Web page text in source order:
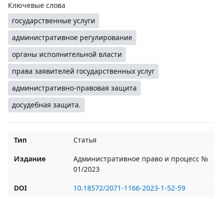
Ключевые слова
государственные услуги
административное регулирование
органы исполнительной власти
права заявителей государственных услуг
административно-правовая защита
досудебная защита.
Тип
Статья
Издание
Административное право и процесс №
01/2023
DOI
10.18572/2071-1166-2023-1-52-59